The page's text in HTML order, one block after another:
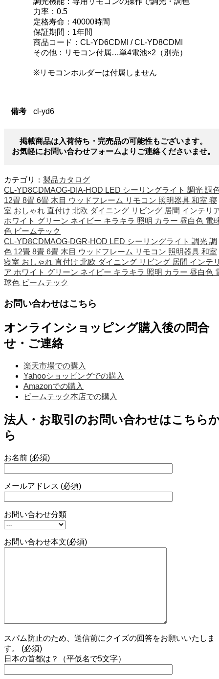
力率：0.5
定格寿命：40000時間
保証期間：1年間
商品コード：CL-YD6CDMI / CL-YD8CDMI
その他：リモコン付属…単4電池×2（別売）
※リモコンホルダーは付属しません
備考 cl-yd6
掲載商品は入荷待ち・完売品の可能性もございます。
お気軽にお問い合わせフォームよりご連絡くださいませ。
カテゴリ： 製品カタログ
CL-YD8CDMAOG-DIA-HOD LED シーリングライト 調光 調
12畳 8畳 6畳 木目 ウッドフレーム リモコン 照明器具 和室 寝
室 おしゃれ 直付け 北欧 ダイニング リビング 居間 インテリ
ホワイト グリーン ネイビー キラキラ 照明 カラー 昼白色 電
色 ビームテック
CL-YD8CDMAOG-DGR-HOD LED シーリングライト 調光 調
色 12畳 8畳 6畳 木目 ウッドフレーム リモコン 照明器具 和室
寝室 おしゃれ 直付け 北欧 ダイニング リビング 居間 インテ
ア ホワイト グリーン ネイビー キラキラ 照明 カラー 昼白色
球色 ビームテック
お問い合わせはこちら
オンラインショッピング購入後の問合
せ・ご連絡
楽天市場での購入
Yahooショッピングでの購入
Amazonでの購入
ビームテック本店での購入
法人・お取引のお問い合わせはこちら
ら
お名前 (必須)
メールアドレス (必須)
お問い合わせ分類
お問い合わせ本文(必須)
スパム防止のため、送信前にクイズの回答をお願いいたしま
す。 (必須)
日本の首都は？（平仮名で5文字）